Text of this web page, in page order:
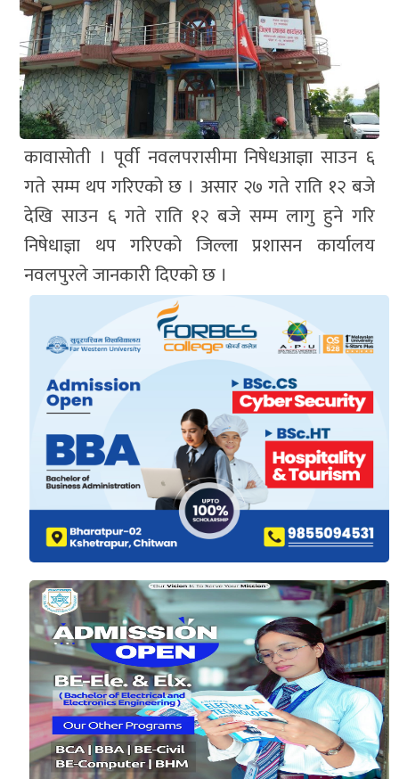
युनिकोड
कावासोती । पूर्वी नवलपरासीमा निषेधआज्ञा साउन ६
गते सम्म थप गरिएको छ । असार २७ गते राति १२ बजे
देखि साउन ६ गते राति १२ बजे सम्म लागु हुने गरि
निषेधाज्ञा थप गरिएको जिल्ला प्रशासन कार्यालय
नवलपुरले जानकारी दिएको छ ।